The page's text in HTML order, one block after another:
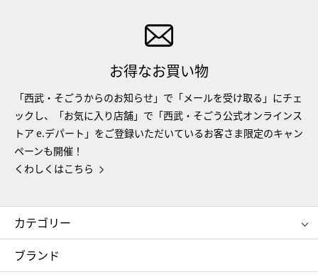
お得なお買い物
「西武・そごうからのお知らせ」で「メールを受け取る」にチェ
ックし、「お気に入り店舗」で「西武・そごう公式オンラインス
トア e.デパート」をご登録いただいているお客さま限定のキャン
ペーンも開催！
くわしくはこちら
カテゴリー
コスメ＆ビューティー
ギフト
レディース
ブランド